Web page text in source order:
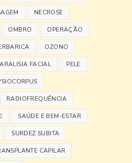
NECROSE
OMBRO OPERAÇÃO
OZONO
FACIAL PELE
RADIOFREQUÊNCIA
SAÚDE E BEM-ESTAR
SURDEZ SUBITA
CAPILAR